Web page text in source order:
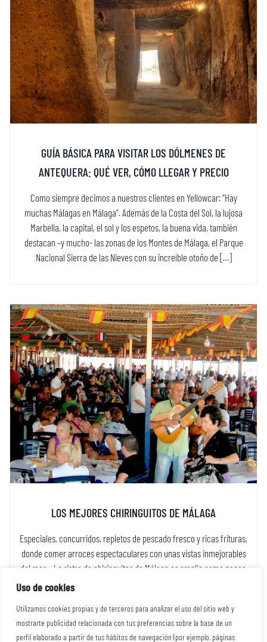
Uso de cookies
Utilizamos cookies propias y de terceros para analizar el uso del sitio web y
mostrarte publicidad relacionada con tus preferencias sobre la base de un
perfil elaborado a partir de tus hábitos de navegación (por ejemplo, páginas
GUÍA BÁSICA PARA VISITAR LOS DÓLMENES DE
ANTEQUERA: QUÉ VER, CÓMO LLEGAR Y PRECIO
Como siempre decimos a nuestros clientes en Yellowcar: “Hay
muchas Málagas en Málaga”. Además de la Costa del Sol, la lujosa
Marbella, la capital, el sol y los espetos, la buena vida, también
destacan –y mucho- las zonas de los Montes de Málaga, el Parque
Nacional Sierra de las Nieves con su increíble otoño de […]
LOS MEJORES CHIRINGUITOS DE MÁLAGA
Especiales, concurridos, repletos de pescado fresco y ricas frituras,
donde comer arroces espectaculares con unas vistas inmejorables
del mar… La ristra de chiringuitos de Málaga es amplia como pocas.
Y es que la lista de chiringuitos en la provincia es (casi) interminable.